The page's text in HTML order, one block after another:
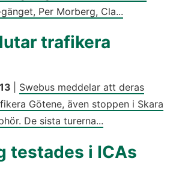
Per Morberg, Cla...
trafikera
Swebus meddelar att deras
Götene, även stoppen i Skara
De sista turerna...
testades i ICAs